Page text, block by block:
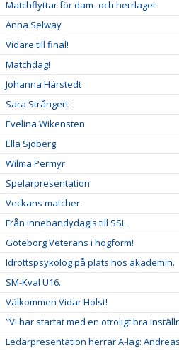
Matchflyttar för dam- och herrlaget
Anna Selway
Vidare till final!
Matchdag!
Johanna Härstedt
Sara Strångert
Evelina Wikensten
Ella Sjöberg
Wilma Permyr
Spelarpresentation
Veckans matcher
Från innebandydagis till SSL
Göteborg Veterans i högform!
Idrottspsykolog på plats hos akademin.
SM-Kval U16.
Välkommen Vidar Holst!
”Vi har startat med en otroligt bra
Ledarpresentation herrar A-lag: